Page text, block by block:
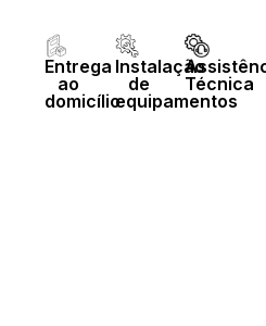
Entrega
ao
domicílio
Instalação
de
equipamentos
Técnica